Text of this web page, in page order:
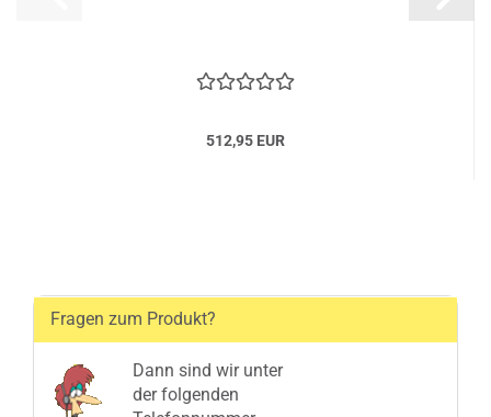
512,95 EUR
Fragen zum Produkt?
Dann sind wir unter
der folgenden